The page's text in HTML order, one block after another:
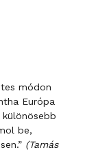
módon
Európa
be,
(Tamás